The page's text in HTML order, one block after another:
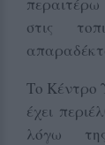
στις
Το Κέντρο
έχει
λόγω